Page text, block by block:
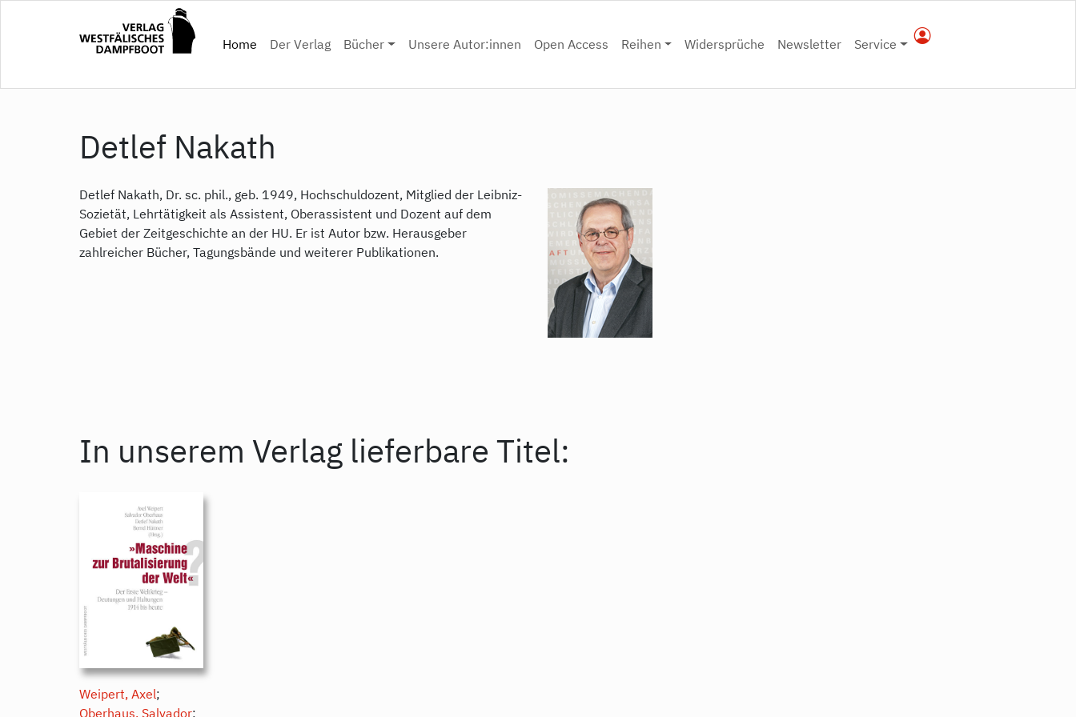
Home(current)
Der Verlag Bücher Unsere Autor:innen Open Access Reihen Widersprüche Newsletter Service
Detlef Nakath
Detlef Nakath, Dr. sc. phil., geb. 1949, Hochschuldozent, Mitglied der Leibniz-
Sozietät, Lehrtätigkeit als Assistent, Oberassistent und Dozent auf dem
Gebiet der Zeitgeschichte an der HU. Er ist Autor bzw. Herausgeber
zahlreicher Bücher, Tagungsbände und weiterer Publikationen.
In unserem Verlag lieferbare Titel:
Weipert, Axel;
Oberhaus, Salvador;